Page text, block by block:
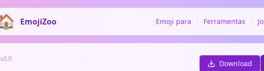
EmojiZoo Emoji para Ferramentas
v2.0
Download